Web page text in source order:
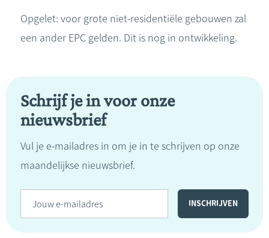
Opgelet: voor grote niet-residentiële gebouwen zal
een ander EPC gelden. Dit is nog in ontwikkeling.
Schrijf je in voor onze
nieuwsbrief
Vul je e-mailadres in om je in te schrijven op onze
maandelijkse nieuwsbrief.